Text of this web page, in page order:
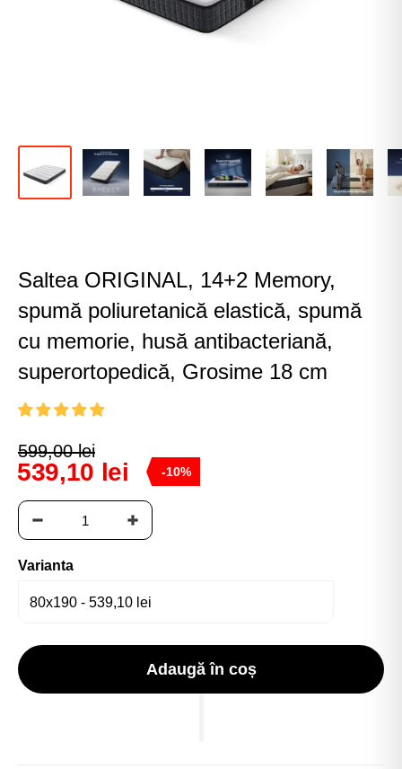
Saltea ORIGINAL, 14+2 Memory,
spumă poliuretanică elastică, spumă
cu memorie, husă antibacteriană,
superortopedică, Grosime 18 cm
599,00 lei
539,10 lei -10%
Varianta
Adaugă în coș